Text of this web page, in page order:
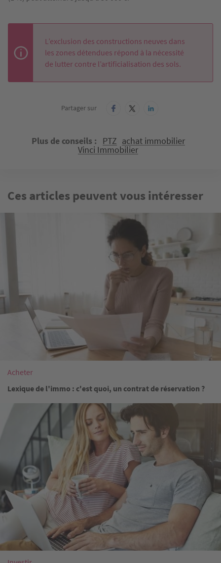
L’exclusion des constructions neuves dans
les zones détendues répond à la nécessité
de lutter contre l’artificialisation des sols.
Partager sur
Plus de conseils PTZ achat immobilier
Vinci Immobilier
Ces articles peuvent vous intéresser
Acheter
Lexique de l'immo : c'est quoi, un contrat de réservation ?